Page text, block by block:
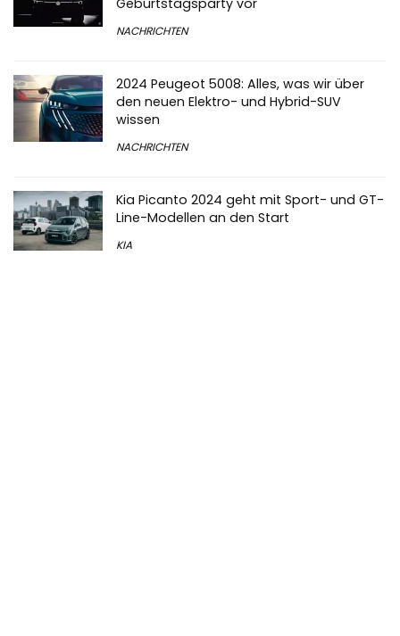
Geburtstagsparty vor
NACHRICHTEN
2024 Peugeot 5008: Alles, was wir über
den neuen Elektro- und Hybrid-SUV
wissen
NACHRICHTEN
Kia Picanto 2024 geht mit Sport- und GT-
Line-Modellen an den Start
KIA